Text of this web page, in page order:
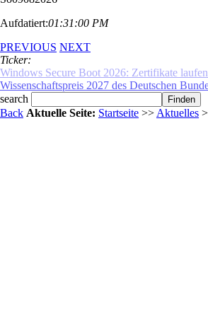
Aufdatiert:01:31:00 PM
PREVIOUS NEXT
Ticker:
Windows Secure Boot 2026: Zertifikate
search
Back Aktuelle Seite: Startseite >> Aktuelles